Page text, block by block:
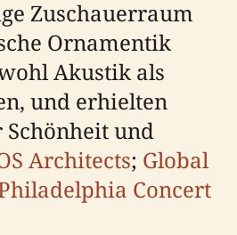
Zuschauerraum
Ornamentik
Akustik als
und erhielten
und
Architects; Global
Concert